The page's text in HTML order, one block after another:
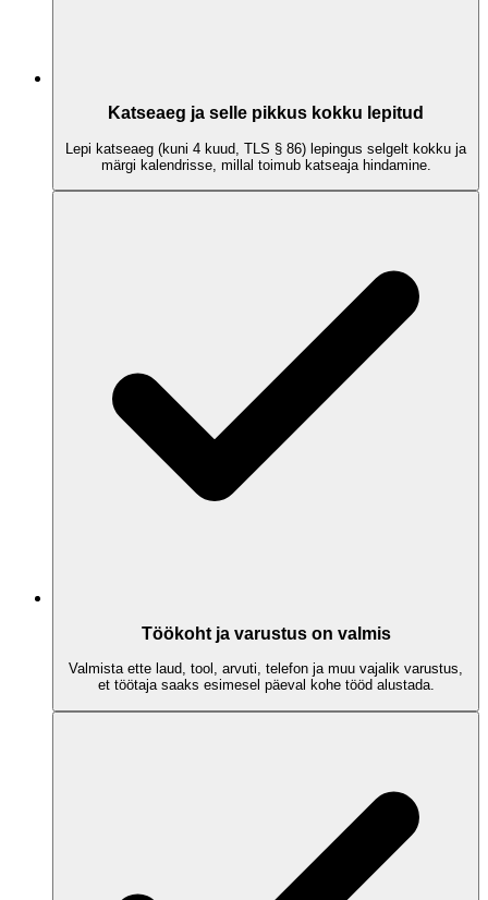
Katseaeg ja selle pikkus kokku lepitud
Lepi katseaeg (kuni 4 kuud, TLS § 86) lepingus selgelt kokku ja
märgi kalendrisse, millal toimub katseaja hindamine.
Töökoht ja varustus on valmis
Valmista ette laud, tool, arvuti, telefon ja muu vajalik varustus,
et töötaja saaks esimesel päeval kohe tööd alustada.